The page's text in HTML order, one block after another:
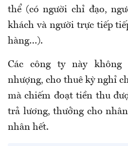
thể (có người chỉ đạo,
khách và người trực tiếp
hàng…).
Các công ty này không
nhượng, cho thuê kỳ nghỉ
mà chiếm đoạt tiền thu
trả lương, thưởng cho
nhân hết.